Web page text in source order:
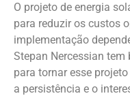
O projeto de energia
para reduzir os custos
implementação
Stepan Nercessian
para tornar esse
a persistência e o